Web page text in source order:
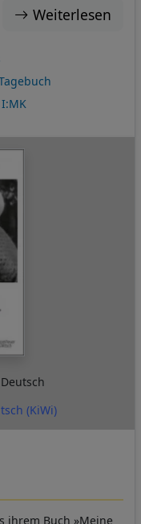
Weiterlesen
I:MK
Deutsch
(KiWi)
ihrem Buch »Meine